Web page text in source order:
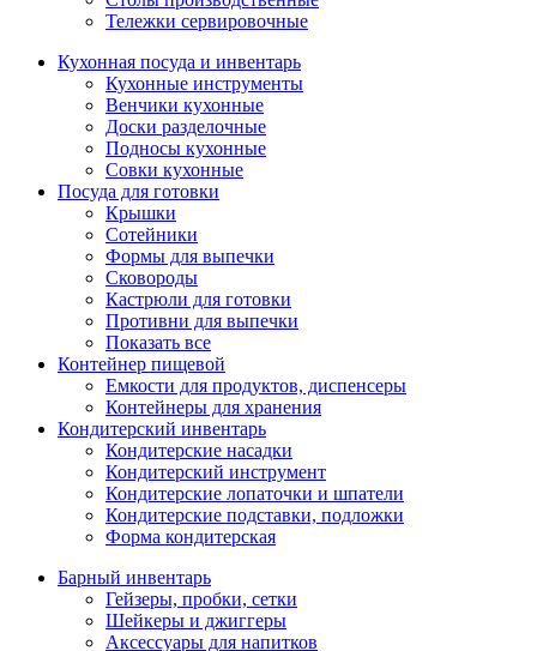
Тележки сервировочные
Кухонная посуда и инвентарь
Кухонные инструменты
Венчики кухонные
Доски разделочные
Подносы кухонные
Совки кухонные
Посуда для готовки
Крышки
Сотейники
Формы для выпечки
Сковороды
Кастрюли для готовки
Противни для выпечки
Показать все
Контейнер пищевой
Емкости для продуктов, диспенсеры
Контейнеры для хранения
Кондитерский инвентарь
Кондитерские насадки
Кондитерский инструмент
Кондитерские лопаточки и шпатели
Кондитерские подставки, подложки
Форма кондитерская
Барный инвентарь
Гейзеры, пробки, сетки
Шейкеры и джиггеры
Аксессуары для напитков